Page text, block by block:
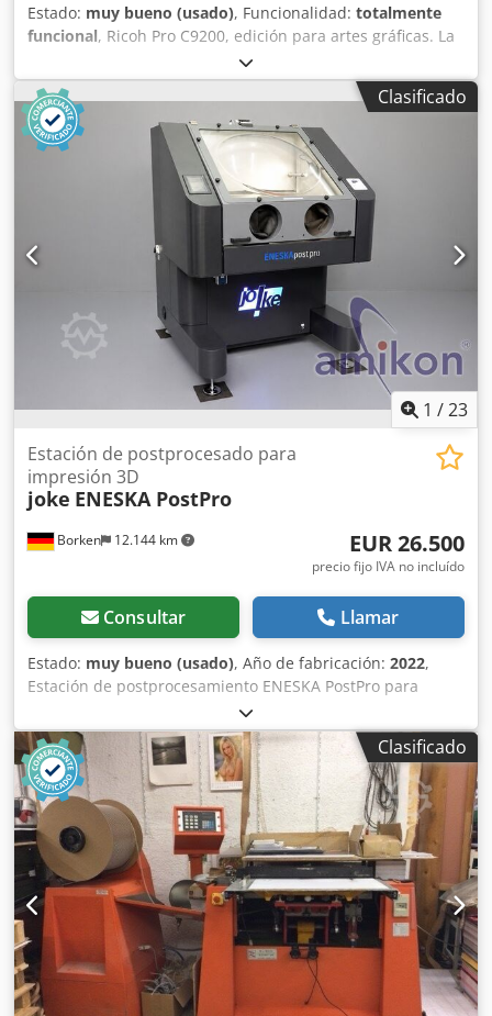
Estado: muy bueno (usado), Funcionalidad: totalmente
funcional, Ricoh Pro C9200, edición para artes gráficas. La
máquina está en buen estado de funcionamiento y puede
ser inspeccionada y probada en nuestras instalaciones de
Ámsterdam. Dodpozrw U Tjfx Aqgock
Clasificado
1 /23
Borken 12.144 km
Estación de postprocesado para
impresión 3D
joke ENESKA PostPro
EUR 26.500
precio fijo IVA no incluído
Consultar Llamar
Estado: muy bueno (usado), Año de fabricación: 2022,
Estación de postprocesamiento ENESKA PostPro para
impresión 3D de joke Technology Fabricante: joke
Technology GmbH Modelo: ENESKA PostPro Año de
fabricación: 2020 Tipo de máquina: Estación de
postprocesamiento para piezas fabricadas mediante
fabricación aditiva Se vende una estación de
postprocesamiento ENESKA PostPro usada de joke
Technology para el postprocesamiento profesional de
piezas de plástico fabricadas mediante fabricación aditiva.
El equipo se ha diseñado específicamente para el
despolvado, el desbarbado, el lijado, el pulido y el acabado
de piezas de impresión 3D y cuenta con una cabina de
procesamiento cerrada con un sistema de extracción
integrado, iluminación LED y un control de herramientas
cómodo. El alcance del suministro incluye un completo
Clasificado